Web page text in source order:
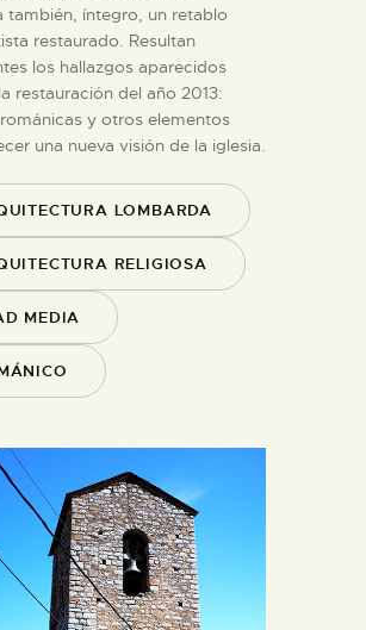
también, íntegro, un retablo
restaurado. Resultan
los hallazgos aparecidos
restauración del año 2013:
y otros elementos
una nueva visión de la iglesia.
LOMBARDA
RELIGIOSA
MEDIA